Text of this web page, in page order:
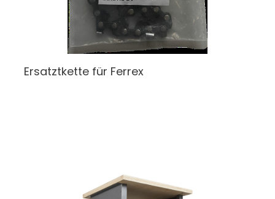
Ersatztkette für Ferrex